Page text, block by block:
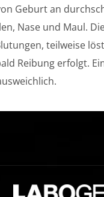
Geburt an
Nase und Maul.
teilweise
Reibung erfolgt.